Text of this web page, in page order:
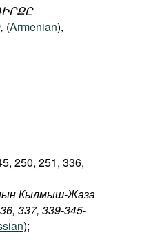
(Armenian),
250, 251, 336,
Кылмыш-Жаза
337, 339-345-
);